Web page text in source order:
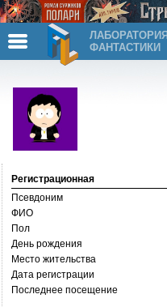
ЛАБОРАТОРИЯ
ФАНТАСТИКИ
Регистрационная
Псевдоним
ФИО
Пол
День рождения
Место жительства
Дата регистрации
Последнее посещение